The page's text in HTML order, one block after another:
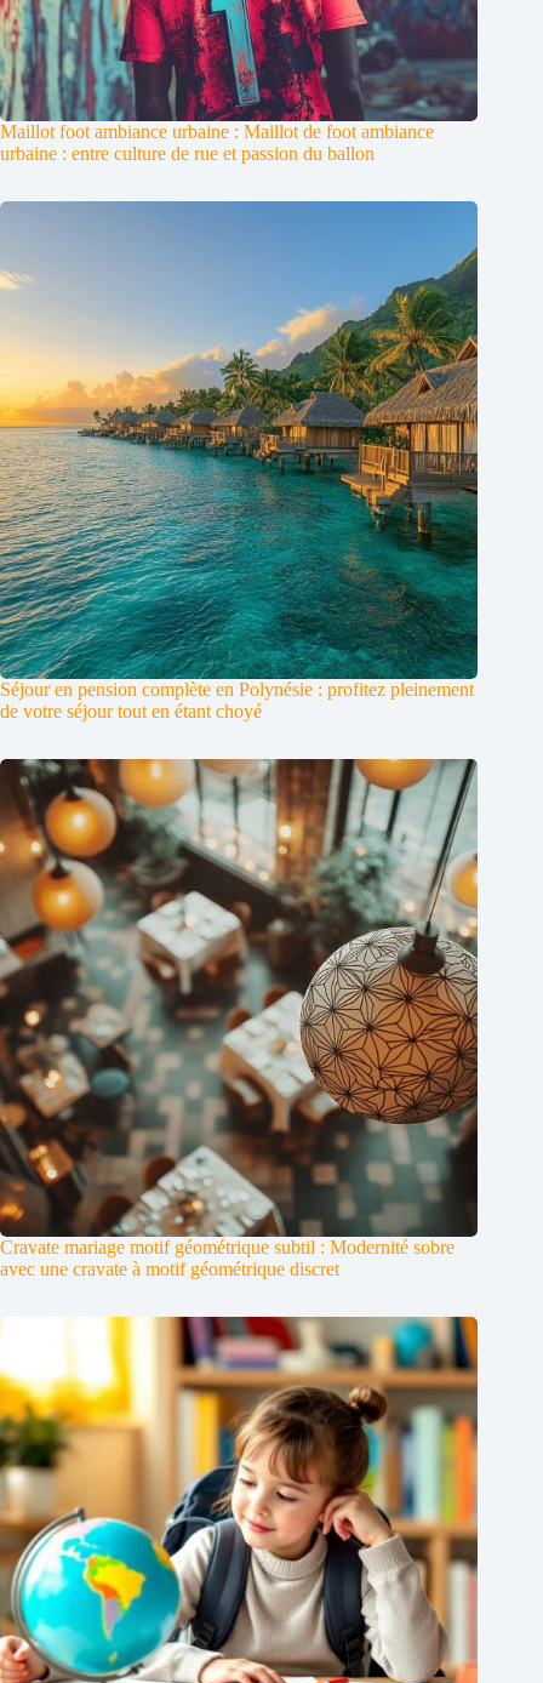
Maillot foot ambiance urbaine : Maillot de foot ambiance
urbaine : entre culture de rue et passion du ballon
Séjour en pension complète en Polynésie : profitez pleinement
de votre séjour tout en étant choyé
Cravate mariage motif géométrique subtil : Modernité sobre
avec une cravate à motif géométrique discret